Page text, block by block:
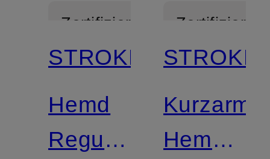
Zertifiziert
STROKESMAN'S
Hemd
Regular
Zertifiziert
Kurzarm-
Hemd